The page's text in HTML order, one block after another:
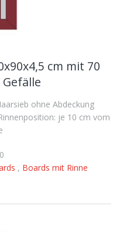
cm mit 70
ohne Abdeckung
je 10 cm vom
, Boards mit Rinne